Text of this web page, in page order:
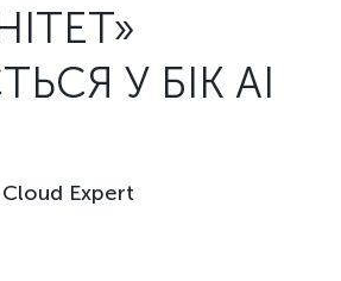
У БІК AI
Expert